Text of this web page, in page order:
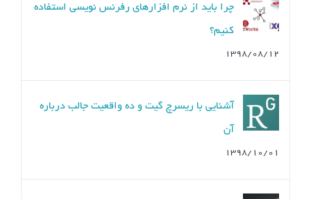
چرا باید از نرم افزارهای رفرنس نویسی استفاده
کنیم؟
۱۳۹۸/۰۸/۱۲
آشنایی با ریسرچ گیت و ده واقعیت جالب درباره
آن
۱۳۹۸/۱۰/۰۱